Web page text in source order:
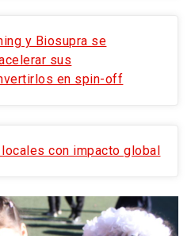
y Biosupra se
sus
en spin-off
con impacto global